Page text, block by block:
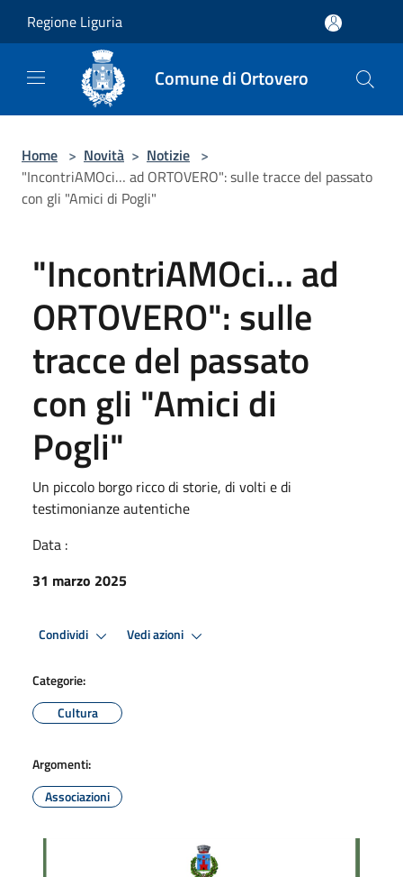
Regione Liguria
Comune di Ortovero
Home > Novità > Notizie >
"IncontriAMOci… ad ORTOVERO": sulle tracce del passato
con gli "Amici di Pogli"
"IncontriAMOci… ad
ORTOVERO": sulle
tracce del passato
con gli "Amici di
Pogli"
Un piccolo borgo ricco di storie, di volti e di
testimonianze autentiche
Data :
31 marzo 2025
Condividi Vedi azioni
Categorie:
Cultura
Argomenti:
Associazioni